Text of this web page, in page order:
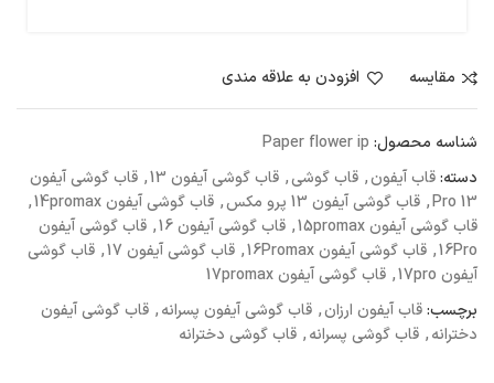
مقايسه افزودن به علاقه مندی
شناسه محصول: Paper flower ip
دسته:قاب آیفون, قاب گوشی, قاب گوشی آیفون 13 , قاب گوشی آیفون
13 Pro
, قاب گوشی آیفون 13 پرو مکس , قاب گوشی آیفون 14promax
,
قاب گوشی آیفون 15promax
, قاب گوشی آیفون 16 , قاب گوشی آیفون
16Pro
, قاب گوشی آیفون 16Promax , قاب گوشی آیفون 17 , قاب گوشی
آیفون 17pro
, قاب گوشی آیفون 17promax
برچسب:قاب آیفون ارزان, قاب گوشی آیفون پسرانه, قاب گوشی آیفون
دخترانه, قاب گوشی پسرانه, قاب گوشی دخترانه